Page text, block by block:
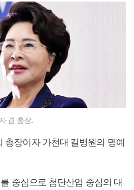
겸 총장.
총장이자 가천대 길병원의 명예
중심으로 첨단산업 중심의 대